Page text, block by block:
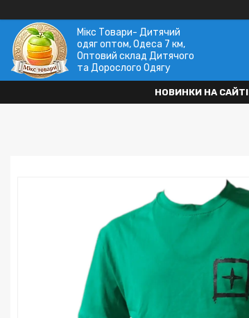
Мікс Товари- Дитячий
одяг оптом, Одеса 7 км,
Оптовий склад Дитячого
та Дорослого Одягу
НОВИНКИ НА САЙТІ